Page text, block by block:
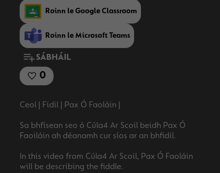
Roinn le Google Classroom
Roinn le Microsoft Teams
SÁBHÁIL
0
Ceol | Fidil | Pax Ó Faoláin |
Sa bhfísean seo ó Cúla4 Ar Scoil beidh Pax Ó
Faoiláin ah déanamh cur síos ar an bhfidil.
In this video from Cúla4 Ar Scoil, Pax Ó Faoláin